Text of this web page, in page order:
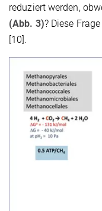
reduziert werden,
(Abb. 3)? Diese
[10].